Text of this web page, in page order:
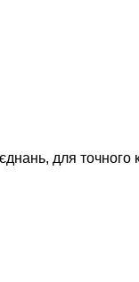
для точного